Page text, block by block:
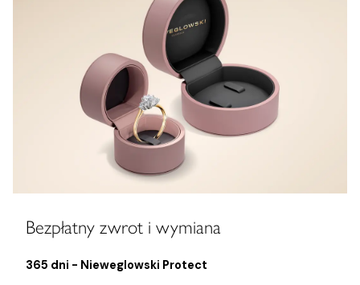
Bezpłatny zwrot i wymiana
365 dni - Nieweglowski Protect